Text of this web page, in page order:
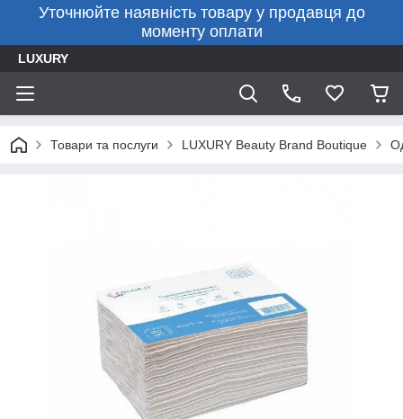
Уточнюйте наявність товару у продавця до
моменту оплати
LUXURY
Товари та послуги LUXURY Beauty Brand Boutique